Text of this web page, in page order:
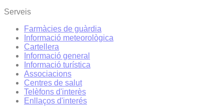
Serveis
Farmàcies de guàrdia
Informació meteorològica
Cartellera
Informació general
Informació turística
Associacions
Centres de salut
Telèfons d'interès
Enllaços d'interés